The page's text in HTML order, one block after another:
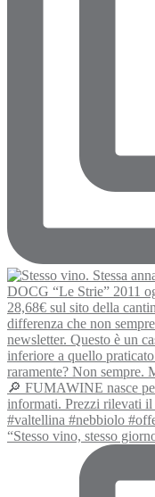
“Stesso vino, stesso